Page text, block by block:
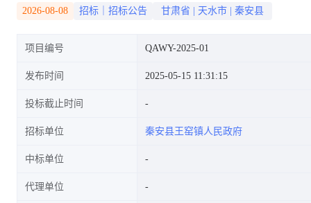
2026-08-08 招标｜招标公告 甘肃省 天水市 秦安县
项目编号 QAWY-2025-01
发布时间 2025-05-15 11:31:15
投标截止时间
招标单位 秦安县王窑镇人民政府
中标单位
代理单位